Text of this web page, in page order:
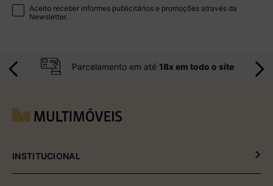
Aceito receber informes publicitários e promoções através da
Newsletter.
Parcelamento em até 18x em todo o site
INSTITUCIONAL